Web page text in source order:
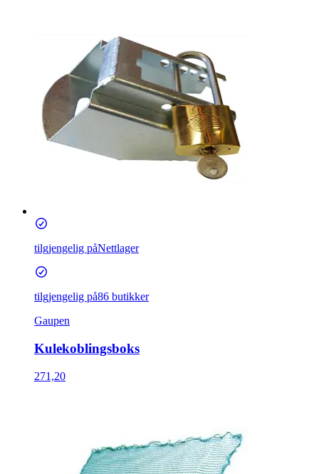
tilgjengelig påNettlager
tilgjengelig på86 butikker
Gaupen
Kulekoblingsboks
271,20